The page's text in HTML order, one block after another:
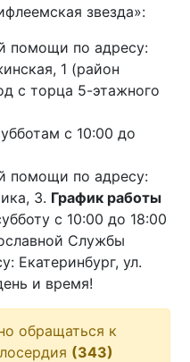
звезда»:
помощи по адресу:
1 (район
с торца 5-этажного
с 10:00 до
помощи по адресу:
3. График работы
с 10:00 до 18:00
Службы
Екатеринбург, ул.
и время!
обращаться к
(343)